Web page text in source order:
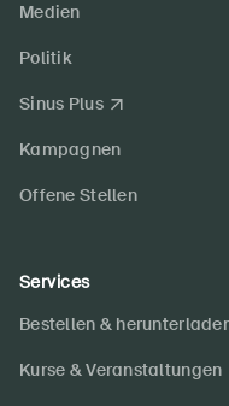
Medien
Politik
Sinus Plus
Kampagnen
Offene Stellen
Services
Bestellen &
Kurse & Veranstaltungen